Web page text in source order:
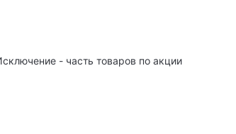
- часть товаров по акции